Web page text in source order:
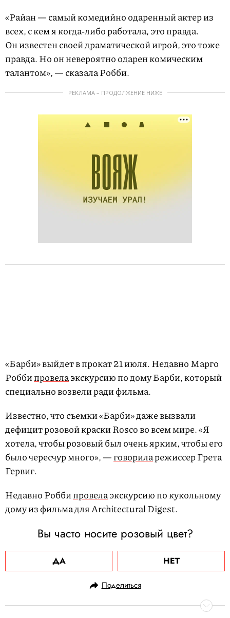
«Райан — самый комедийно одаренный актер из
всех, с кем я когда‑либо работала, это правда.
Он известен своей драматической игрой, это тоже
правда. Но он невероятно одарен комическим
талантом», — сказала Робби.
РЕКЛАМА – ПРОДОЛЖЕНИЕ НИЖЕ
«Барби» выйдет в прокат 21 июля. Недавно Марго
Роббипровелаэкскурсию по дому Барби, который
специально возвели ради фильма.
Известно, что съемки «Барби» даже вызвали
дефицит розовой краски Rosco во всем мире. «Я
хотела, чтобы розовый был очень ярким, чтобы его
было чересчур много», —говориларежиссер Грета
Гервиг.
Недавно Роббипровелаэкскурсию по кукольному
дому из фильма для Architectural Digest.
Вы часто носите розовый цвет?
ДА НЕТ
Поделиться